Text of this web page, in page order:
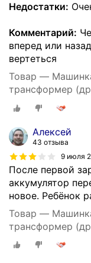
Недостатки:
Комментарий:
вперед или
вертеться
Товар —
трансформер
жестами
Алексей
43 отзыва
9 июля
После первой
аккумулятор
новое. Ребёнок
Товар —
трансформер
жестами